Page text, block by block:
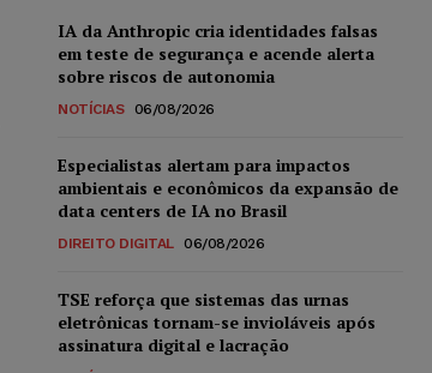
IA da Anthropic cria identidades falsas
em teste de segurança e acende alerta
sobre riscos de autonomia
NOTÍCIAS 06/08/2026
Especialistas alertam para impactos
ambientais e econômicos da expansão de
data centers de IA no Brasil
DIREITO DIGITAL 06/08/2026
TSE reforça que sistemas das urnas
eletrônicas tornam-se invioláveis após
assinatura digital e lacração